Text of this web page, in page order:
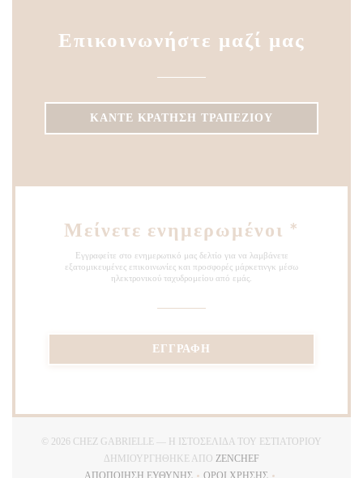
Επικοινωνήστε μαζί μας
ΚΆΝΤΕ ΚΡΆΤΗΣΗ ΤΡΑΠΕΖΙΟΎ
Μείνετε ενημερωμένοι *
Εγγραφείτε στο ενημερωτικό μας δελτίο για να λαμβάνετε
εξατομικευμένες επικοινωνίες και προσφορές μάρκετινγκ μέσω
ηλεκτρονικού ταχυδρομείου από εμάς.
ΕΓΓΡΑΦΉ
© 2026 CHEZ GABRIELLE — Η ΙΣΤΟΣΕΛΊΔΑ ΤΟΥ ΕΣΤΙΑΤΟΡΊΟΥ
ΔΗΜΙΟΥΡΓΉΘΗΚΕ ΑΠΌ ZENCHEF
ΑΠΟΠΟΊΗΣΗ ΕΥΘΎΝΗΣ
ΌΡΟΙ ΧΡΉΣΗΣ